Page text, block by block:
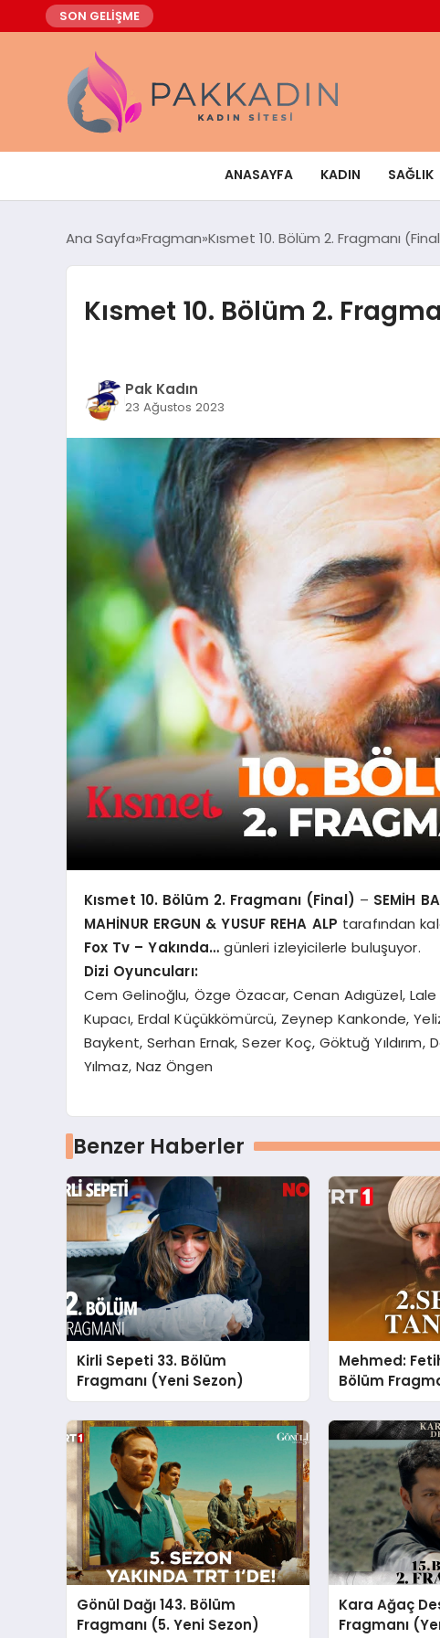
SON GELİŞME
ANASAYFA KADIN SAĞLIK
Ana Sayfa Fragman Kısmet 10. Bölüm 2. Fragmanı
Kısmet 10. Bölüm 2.
Pak Kadın
23 Ağustos 2023
Kısmet 10. Bölüm 2. Fragmanı (Final) – SEMİH
MAHİNUR ERGUN & YUSUF REHA ALP tarafından
Fox Tv – Yakında… günleri izleyicilerle buluşuyor.
Dizi Oyuncuları:
Cem Gelinoğlu, Özge Özacar, Cenan Adıgüzel,
Kupacı, Erdal Küçükkömürcü, Zeynep Kankonde,
Baykent, Serhan Ernak, Sezer Koç, Göktuğ
Yılmaz, Naz Öngen
Benzer Haberler
Kirli Sepeti 33. Bölüm
Fragmanı (Yeni Sezon)
Mehmed:
Bölüm
Sezon)
Gönül Dağı 143. Bölüm
Fragmanı (5. Yeni Sezon)
Kara Ağaç
Fragmanı